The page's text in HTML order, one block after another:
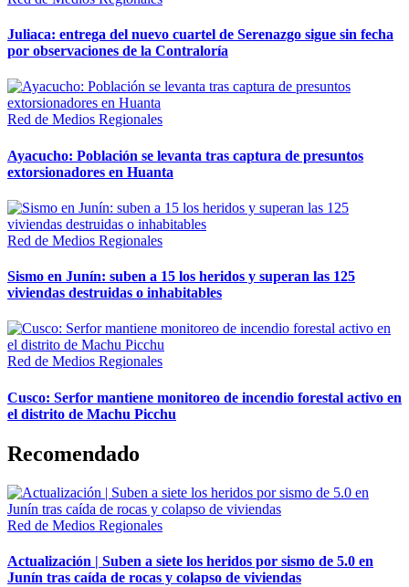
Juliaca: entrega del nuevo cuartel de Serenazgo sigue sin fecha
por observaciones de la Contraloría
Red de Medios Regionales
Ayacucho: Población se levanta tras captura de presuntos
extorsionadores en Huanta
Red de Medios Regionales
Sismo en Junín: suben a 15 los heridos y superan las 125
viviendas destruidas o inhabitables
Red de Medios Regionales
Cusco: Serfor mantiene monitoreo de incendio forestal activo en
el distrito de Machu Picchu
Recomendado
Red de Medios Regionales
Actualización | Suben a siete los heridos por sismo de 5.0 en
Junín tras caída de rocas y colapso de viviendas